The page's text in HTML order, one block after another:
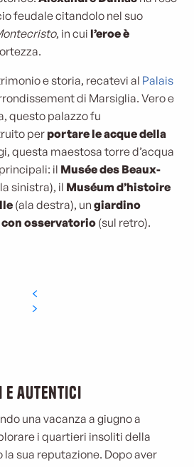
feudale citandolo nel suo
, in cui l’eroe è
e storia, recatevi al Palais
di Marsiglia. Vero e
questo palazzo fu
per portare le acque della
questa maestosa torre d’acqua
il Musée des Beaux-
sinistra), il Muséum d’histoire
(ala destra), un giardino
con osservatorio (sul retro).
e autentici
una vacanza a giugno a
i quartieri insoliti della
sua reputazione. Dopo aver